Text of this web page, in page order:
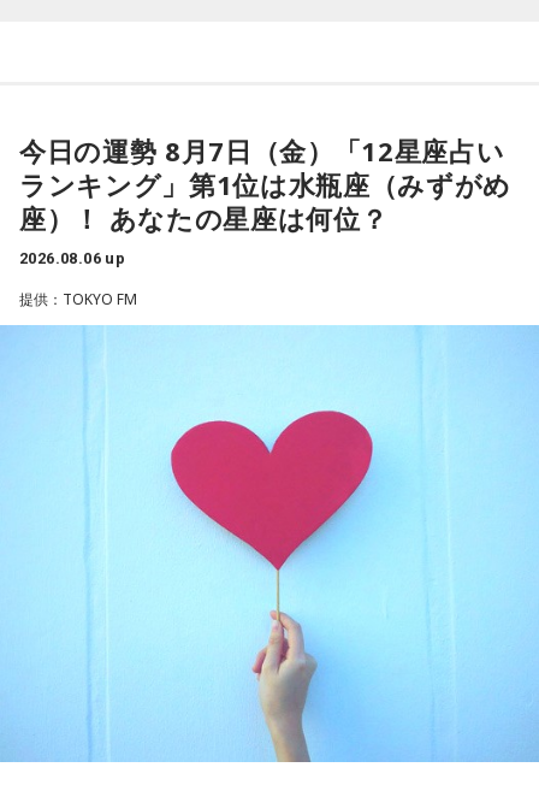
ゴリさんは、1972年沖縄県那覇市生まれ。沖縄の本土復帰か
らわずか1週間後に生まれた“復帰っ子”です。1995年に中学時
代の同級生・川田広樹さんとガレッジセールを結成し、バラ
エティ番組などで人気を集めました。2006年からは映画監督
としても活動。2019年公開の映画「洗骨」はモスクワ国際映
督協会新人賞を受賞しました。また、「おきなわ新喜劇」の
旗揚げやYouTube「ゴリ★オキナワ」などを通じて、故郷・
本土復帰当時の記憶はありませんが、「僕らは“復帰っ子”と言
われている」と話すゴリさん。両親からは、復帰直後の沖縄
の活気や、ドルから円への切り替えをめぐる混乱を聞いて育
ちました。なかでも「『円になったほうがお金が減る』と文
句を言っていた」というエピソードは、当時ならではの出来
事として印象に残っているそうです。
阪へ。しかし翌朝、父親の姿はなく、「今日からおじさんと
おばさんと暮らすんだよ」と告げられます。「映画みたいな
嘘みたいな話で」と振り返るように、突然始まった新生活に
戸惑い、転校先でも誰とも話せない日々が続きました。
孤独を感じるなかで、「何かしなきゃ」との思いから、クラ
今日の運勢 8月7日（金）「12星座占い
ランキング」第1位は水瓶座（みずがめ
座）！ あなたの星座は何位？
2026.08.06 up
提供：TOKYO FM